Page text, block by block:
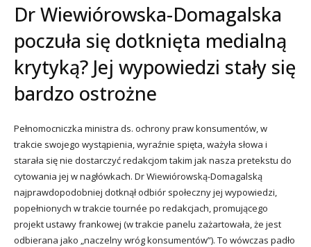
Dr Wiewiórowska-Domagalska
poczuła się dotknięta medialną
krytyką? Jej wypowiedzi stały się
bardzo ostrożne
Pełnomocniczka ministra ds. ochrony praw konsumentów, w
trakcie swojego wystąpienia, wyraźnie spięta, ważyła słowa i
starała się nie dostarczyć redakcjom takim jak nasza pretekstu do
cytowania jej w nagłówkach. Dr Wiewiórowską-Domagalską
najprawdopodobniej dotknął odbiór społeczny jej wypowiedzi,
popełnionych w trakcie tournée po redakcjach, promującego
projekt ustawy frankowej (w trakcie panelu zażartowała, że jest
odbierana jako „naczelny wróg konsumentów”). To wówczas padło